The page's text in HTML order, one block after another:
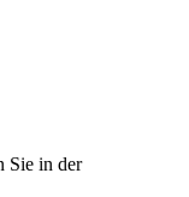
Sie in der